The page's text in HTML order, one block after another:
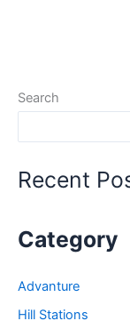
Search
Recent
Category
Advanture
Hill Stations